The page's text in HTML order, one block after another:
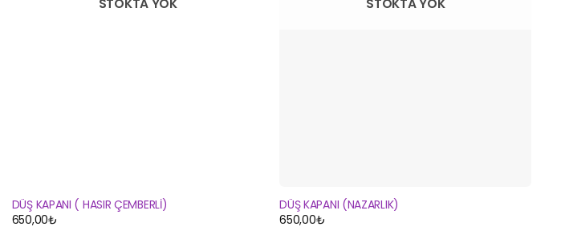
STOKTA YOK
DÜŞ KAPANI ( HASIR ÇEMBERLİ)
650,00₺
STOKTA YOK
DÜŞ KAPANI (NAZARLIK)
650,00₺